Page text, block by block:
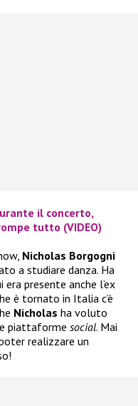
il concerto,
tutto (VIDEO)
Nicholas Borgogni
a studiare danza. Ha
presente anche l’ex
è tornato in Italia c’è
Nicholas ha voluto
piattaforme social. Mai
realizzare un